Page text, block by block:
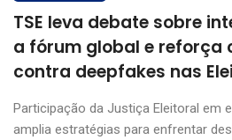
TSE leva debate sobre
a fórum global e reforça
contra deepfakes nas
Participação da Justiça Eleitoral em
amplia estratégias para enfrentar